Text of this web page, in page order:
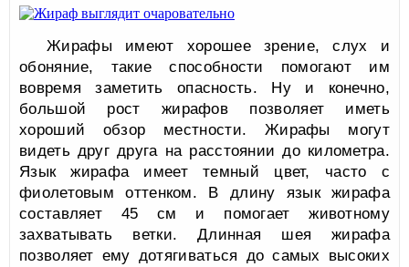
Жирафы имеют хорошее зрение, слух и
обоняние, такие способности помогают им
вовремя заметить опасность. Ну и конечно,
большой рост жирафов позволяет иметь
хороший обзор местности. Жирафы могут
видеть друг друга на расстоянии до километра.
Язык жирафа имеет темный цвет, часто с
фиолетовым оттенком. В длину язык жирафа
составляет 45 см и помогает животному
захватывать ветки. Длинная шея жирафа
позволяет ему дотягиваться до самых высоких